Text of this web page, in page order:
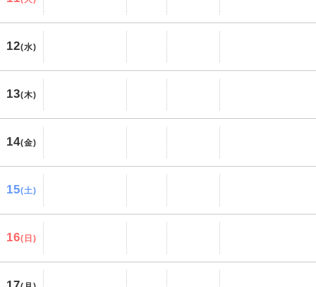
12(水)
13(木)
14(金)
15(土)
16(日)